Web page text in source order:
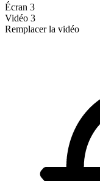
Écran 3
Vidéo 3
Remplacer la vidéo